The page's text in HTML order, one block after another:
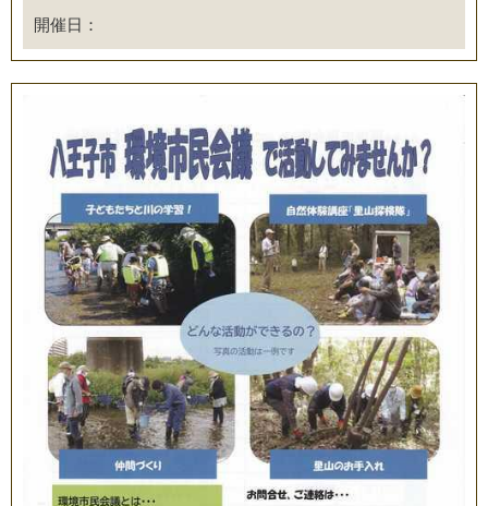
開催日：